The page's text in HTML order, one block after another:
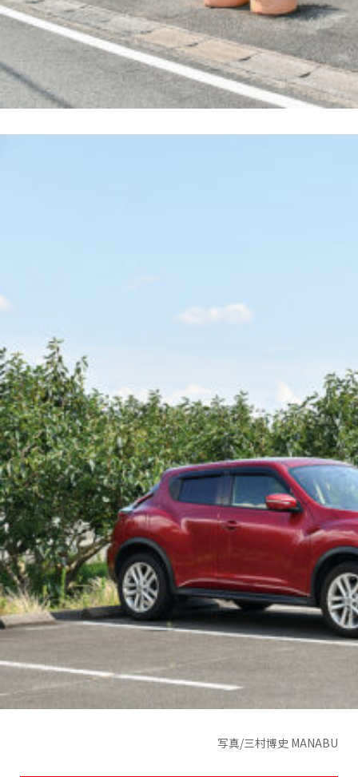
写真/三村博史 MANABU